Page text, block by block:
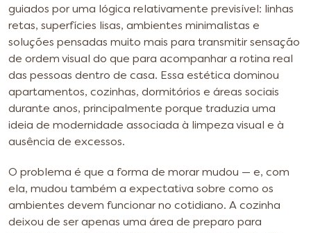
guiados por uma lógica relativamente previsível: linhas
retas, superfícies lisas, ambientes minimalistas e
soluções pensadas muito mais para transmitir sensação
de ordem visual do que para acompanhar a rotina real
das pessoas dentro de casa. Essa estética dominou
apartamentos, cozinhas, dormitórios e áreas sociais
durante anos, principalmente porque traduzia uma
ideia de modernidade associada à limpeza visual e à
ausência de excessos.
O problema é que a forma de morar mudou — e, com
ela, mudou também a expectativa sobre como os
ambientes devem funcionar no cotidiano. A cozinha
deixou de ser apenas uma área de preparo para